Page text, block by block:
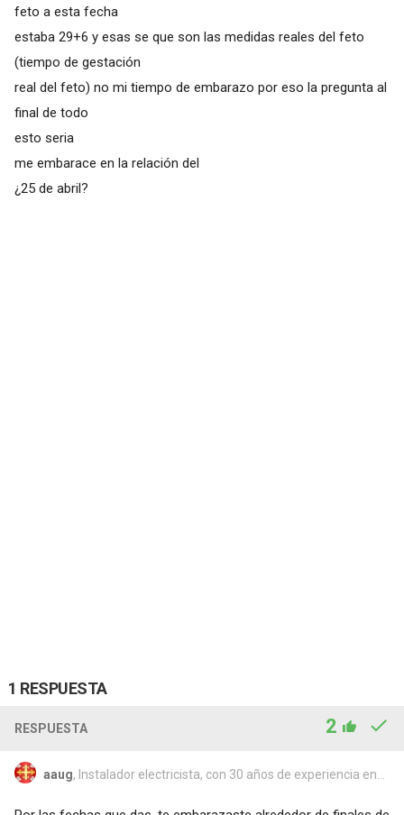
feto a esta fecha
estaba 29+6 y esas se que son las medidas reales del feto
(tiempo de gestación
real del feto) no mi tiempo de embarazo por eso la pregunta al
final de todo
esto seria
me embarace en la relación del
¿25 de abril?
1 RESPUESTA
RESPUESTA 2
aaug, Instalador electricista, con 30 años de experiencia en...